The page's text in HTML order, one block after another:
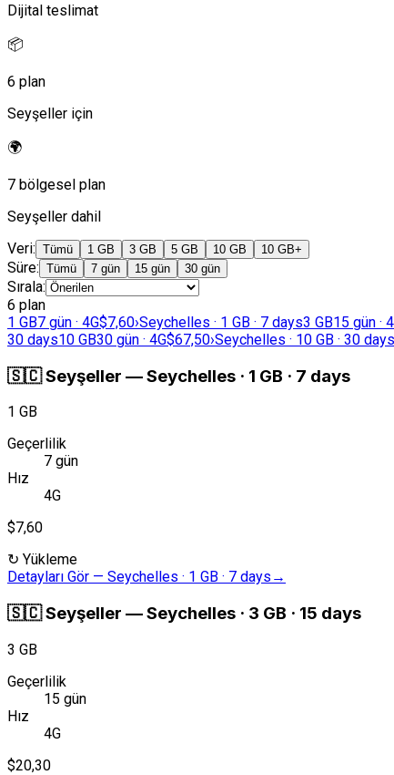
Dijital teslimat
📦
6 plan
Seyşeller için
🌍
7 bölgesel plan
Seyşeller dahil
Veri: Tümü 1 GB 3 GB 5 GB 10 GB 10 GB+
Süre: Tümü 7 gün 15 gün 30 gün
Sırala:
6 plan
1 GB7 gün · 4G$7,60›Seychelles · 1 GB · 7 days3 GB15 gün ·
30 days10 GB30 gün · 4G$67,50›Seychelles · 10 GB · 30 days
🇸🇨Seyşeller —Seychelles · 1 GB · 7 days
1 GB
Geçerlilik
7 gün
Hız
4G
$7,60
↻ Yükleme
Detayları Gör — Seychelles · 1 GB · 7 days →
🇸🇨Seyşeller —Seychelles · 3 GB · 15 days
3 GB
Geçerlilik
15 gün
Hız
4G
$20,30